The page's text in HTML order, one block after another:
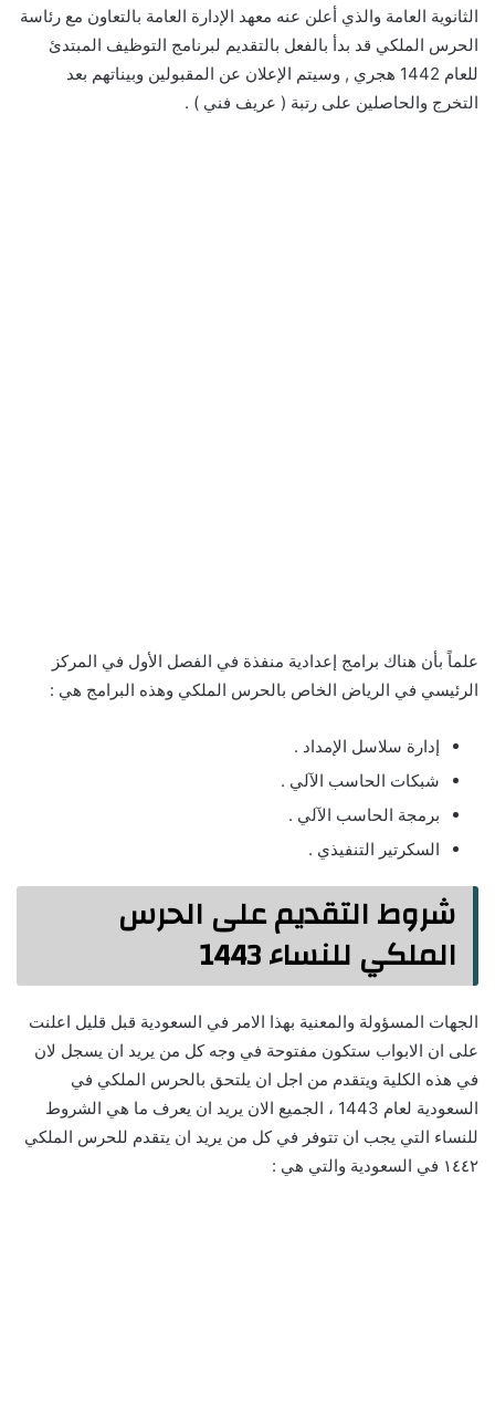
الثانوية العامة والذي أعلن عنه معهد الإدارة العامة بالتعاون مع رئاسة
الحرس الملكي قد بدأ بالفعل بالتقديم لبرنامج التوظيف المبتدئ
للعام 1442 هجري , وسيتم الإعلان عن المقبولين وبيناتهم بعد
التخرج والحاصلين على رتبة ( عريف فني ) .
علماً بأن هناك برامج إعدادية منفذة في الفصل الأول في المركز
الرئيسي في الرياض الخاص بالحرس الملكي وهذه البرامج هي :
إدارة سلاسل الإمداد .
شبكات الحاسب الآلي .
برمجة الحاسب الآلي .
السكرتير التنفيذي .
شروط التقديم على الحرس
الملكي للنساء 1443
الجهات المسؤولة والمعنية بهذا الامر في السعودية قبل قليل اعلنت
على ان الابواب ستكون مفتوحة في وجه كل من يريد ان يسجل لان
في هذه الكلية ويتقدم من اجل ان يلتحق بالحرس الملكي في
السعودية لعام 1443 ، الجميع الان يريد ان يعرف ما هي الشروط
للنساء التي يجب ان تتوفر في كل من يريد ان يتقدم للحرس الملكي
١٤٤٢ في السعودية والتي هي :